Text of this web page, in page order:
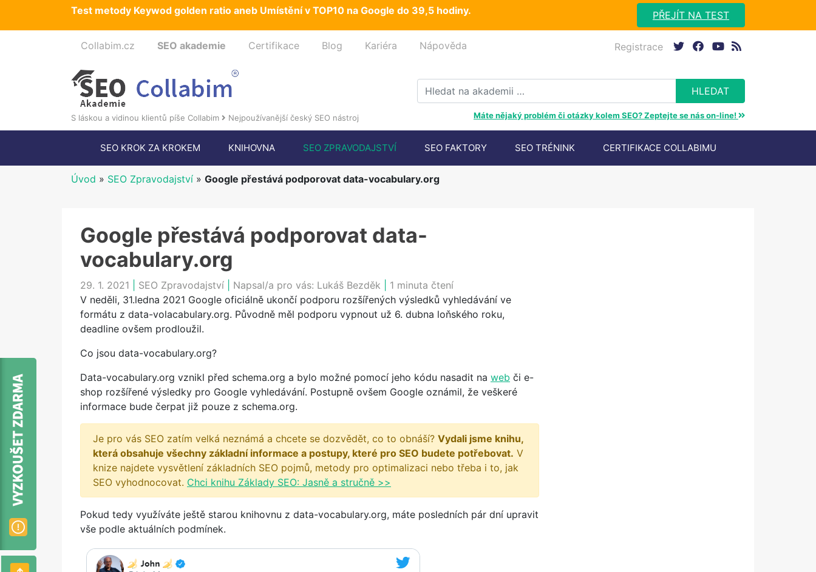
Test metody Keywod golden ratio aneb Umístění v TOP10 na Google do 39,5 hodiny. PŘEJÍT NA TEST
Collabim.cz SEO akademie Certifikace Blog Kariéra Nápověda
Registrace
S láskou a vidinou klientů píše Collabim Nejpoužívanější český SEO nástroj Máte nějaký problém či otázky kolem SEO? Zeptejte se nás on-line!
SEO KROK ZA KROKEM KNIHOVNA SEO ZPRAVODAJSTVÍ SEO FAKTORY SEO TRÉNINK CERTIFIKACE COLLABIMU
Úvod » SEO Zpravodajství » Google přestává podporovat data-vocabulary.org
Google přestává podporovat data-
vocabulary.org
29. 1. 2021 SEO Zpravodajství Napsal/a pro vás: Lukáš Bezděk
1 minuta čtení
V neděli, 31.ledna 2021 Google oficiálně ukončí podporu rozšířených výsledků vyhledávání ve
formátu z data-volacabulary.org. Původně měl podporu vypnout už 6. dubna loňského roku,
deadline ovšem prodloužil.
Co jsou data-vocabulary.org?
Data-vocabulary.org vznikl před schema.org a bylo možné pomocí jeho kódu nasadit na web či e-
shop rozšířené výsledky pro Google vyhledávání. Postupně ovšem Google oznámil, že veškeré
informace bude čerpat již pouze z schema.org.
Je pro vás SEO zatím velká neznámá a chcete se dozvědět, co to obnáší? Vydali jsme knihu,
která obsahuje všechny základní informace a postupy, které pro SEO budete potřebovat. V
knize najdete vysvětlení základních SEO pojmů, metody pro optimalizaci nebo třeba i to, jak
SEO vyhodnocovat. Chci knihu Základy SEO: Jasně a stručně >>
Pokud tedy využíváte ještě starou knihovnu z data-vocabulary.org, máte posledních pár dní upravit
vše podle aktuálních podmínek.